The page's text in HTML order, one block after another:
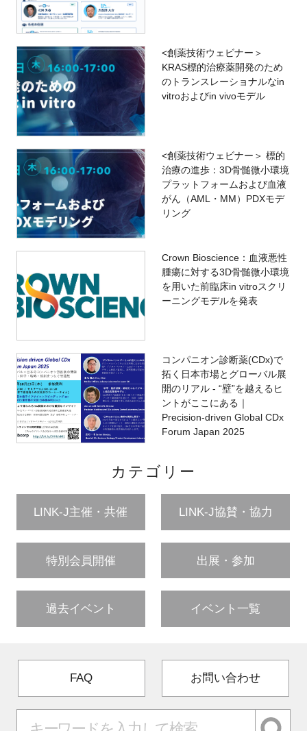
<創薬技術ウェビナー＞
KRAS標的治療薬開発のため
のトランスレーショナルなin
vitroおよびin vivoモデル
<創薬技術ウェビナー＞ 標的
治療の進歩：3D骨髄微小環境
プラットフォームおよび血液
がん（AML・MM）PDXモデ
リング
Crown Bioscience：血液悪性
腫瘍に対する3D骨髄微小環境
を用いた前臨床in vitroスクリ
ーニングモデルを発表
コンパニオン診断薬(CDx)で
拓く日本市場とグローバル展
開のリアル - “壁”を越えるヒ
ントがここにある｜
Precision-driven Global CDx
Forum Japan 2025
カテゴリー
LINK-J主催・共催 LINK-J協賛・協力
特別会員開催 出展・参加
過去イベント イベント一覧
FAQ お問い合わせ